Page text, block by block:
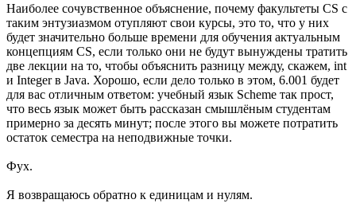
Наиболее сочувственное объяснение, почему факультеты CS с
таким энтузиазмом отупляют свои курсы, это то, что у них
будет значительно больше времени для обучения актуальным
концепциям CS, если только они не будут вынуждены тратить
две лекции на то, чтобы объяснить разницу между, скажем, int
и Integer в Java. Хорошо, если дело только в этом, 6.001 будет
для вас отличным ответом: учебный язык Scheme так прост,
что весь язык может быть рассказан смышлёным студентам
примерно за десять минут; после этого вы можете потратить
остаток семестра на неподвижные точки.
Фух.
Я возвращаюсь обратно к единицам и нулям.